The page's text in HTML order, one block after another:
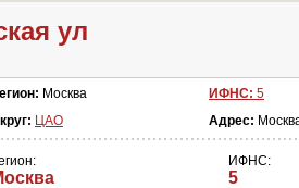
ул
Москва ИФНС: 5
ЦАО Адрес:
ИФНС:
5